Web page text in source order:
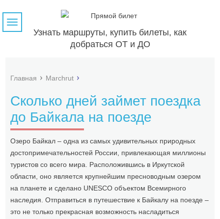
Узнать маршруты, купить билеты, как
добраться ОТ и ДО
Навигация
Главная Marchrut
Сколько дней займет поездка
до Байкала на поезде
Озеро Байкал – одна из самых удивительных природных
достопримечательностей России, привлекающая миллионы
туристов со всего мира. Расположившись в Иркутской
области, оно является крупнейшим пресноводным озером
на планете и сделано UNESCO объектом Всемирного
наследия. Отправиться в путешествие к Байкалу на поезде –
это не только прекрасная возможность насладиться